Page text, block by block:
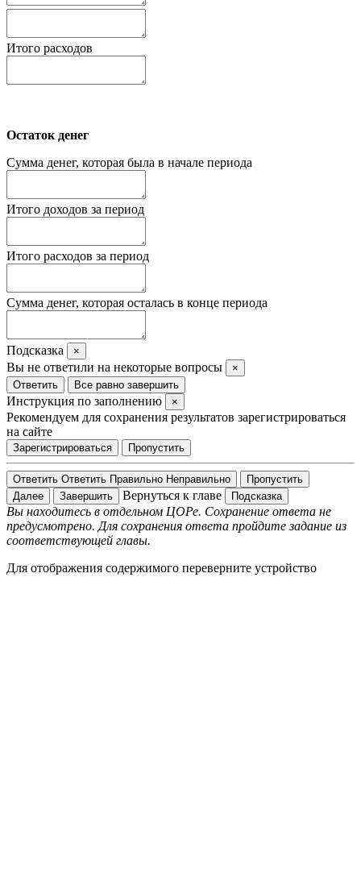
Итого расходов
Остаток денег
Сумма денег, которая была в начале периода
Итого доходов за период
Итого расходов за период
Сумма денег, которая осталась в конце периода
Подсказка ×
Вы не ответили на некоторые вопросы
×
Ответить
Все равно завершить
Инструкция по заполнению ×
Рекомендуем для сохранения результатов зарегистрироваться
на сайте
Зарегистрироваться Пропустить
Ответить Ответить Правильно Неправильно
Пропустить
Далее
Завершить Вернуться к главе Подсказка
Вы находитесь в отдельном ЦОРе. Сохранение ответа не
предусмотрено. Для сохранения ответа пройдите задание из
соответствующей главы.
Для отображения содержимого переверните устройство